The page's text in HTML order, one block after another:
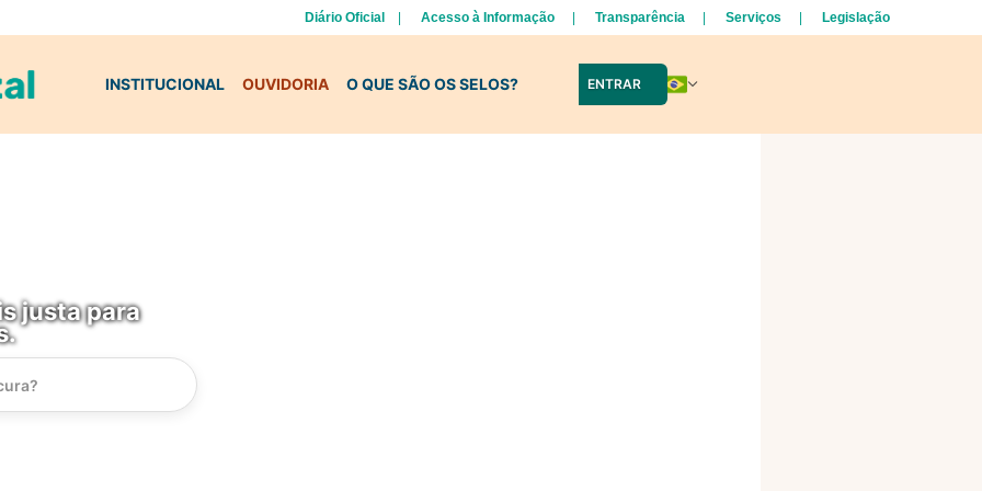
Diário Oficial Acesso à Informação Transparência Serviços Legislação
INSTITUCIONAL OUVIDORIA O QUE SÃO OS SELOS? ENTRAR
justa para